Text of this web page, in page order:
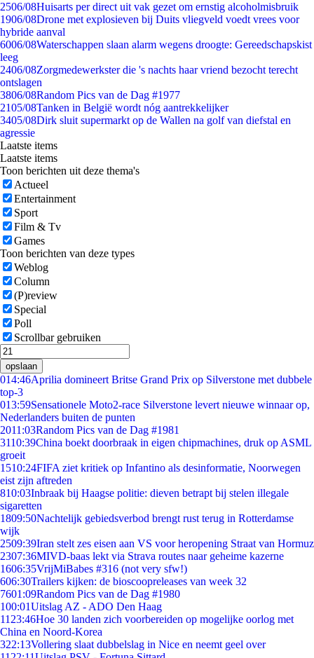
2506/08Huisarts per direct uit vak gezet om ernstig alcoholmisbruik
1906/08Drone met explosieven bij Duits vliegveld voedt vrees voor
hybride aanval
6006/08Waterschappen slaan alarm wegens droogte: Gereedschapskist
leeg
2406/08Zorgmedewerkster die 's nachts haar vriend bezocht terecht
ontslagen
3806/08Random Pics van de Dag #1977
2105/08Tanken in België wordt nóg aantrekkelijker
3405/08Dirk sluit supermarkt op de Wallen na golf van diefstal en
agressie
Laatste items
Laatste items
Toon berichten uit deze thema's
Actueel
Entertainment
Sport
Film & Tv
Games
Toon berichten van deze types
Weblog
Column
(P)review
Special
Poll
Scrollbar gebruiken
opslaan
014:46Aprilia domineert Britse Grand Prix op Silverstone met dubbele
top-3
013:59Sensationele Moto2-race Silverstone levert nieuwe winnaar op,
Nederlanders buiten de punten
2011:03Random Pics van de Dag #1981
3110:39China boekt doorbraak in eigen chipmachines, druk op ASML
groeit
1510:24FIFA ziet kritiek op Infantino als desinformatie, Noorwegen
eist zijn aftreden
810:03Inbraak bij Haagse politie: dieven betrapt bij stelen illegale
sigaretten
1809:50Nachtelijk gebiedsverbod brengt rust terug in Rotterdamse
wijk
2509:39Iran stelt zes eisen aan VS voor heropening Straat van Hormuz
2307:36MIVD-baas lekt via Strava routes naar geheime kazerne
1606:35VrijMiBabes #316 (not very sfw!)
606:30Trailers kijken: de bioscoopreleases van week 32
7601:09Random Pics van de Dag #1980
100:01Uitslag AZ - ADO Den Haag
11 23:46Hoe 30 landen zich voorbereiden op mogelijke oorlog met
China en Noord-Korea
322:13Vollering slaat dubbelslag in Nice en neemt geel over